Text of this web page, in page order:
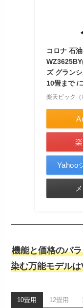
コロナ 石
ズ グラン
10畳まで /
楽天ビック（
Yahoo
機能と価格のバ
染む万能モデル
10畳用 12畳用